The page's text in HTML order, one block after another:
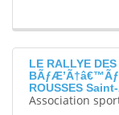
LE RALLYE DES
ROUSSES
Association